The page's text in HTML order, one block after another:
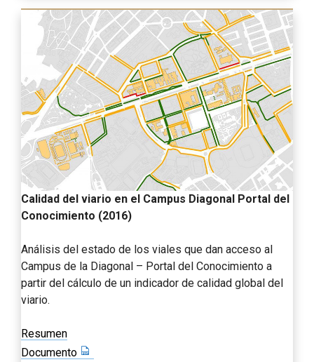
Calidad del viario en el Campus Diagonal Portal del
Conocimiento (2016)
Análisis del estado de los viales que dan acceso al
Campus de la Diagonal – Portal del Conocimiento a
partir del cálculo de un indicador de calidad global del
viario.
Resumen
Documento